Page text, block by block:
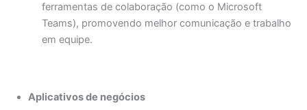
ferramentas de colaboração (como o Microsoft
Teams), promovendo melhor comunicação e trabalho
em equipe.
Aplicativos de negócios